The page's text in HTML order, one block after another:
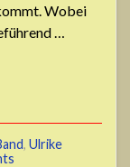
Wobei
…
, Ulrike